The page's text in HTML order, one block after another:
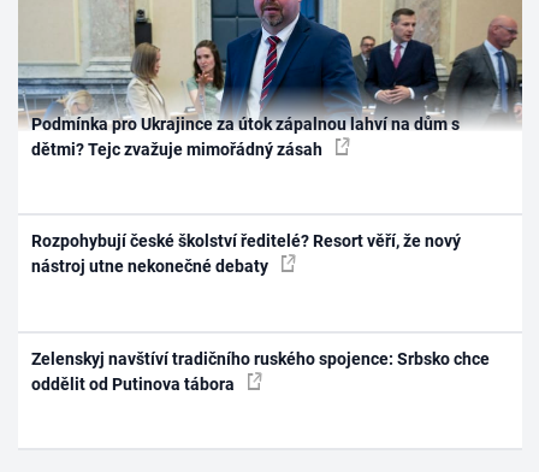
Podmínka pro Ukrajince za útok zápalnou lahví na dům s
dětmi? Tejc zvažuje mimořádný zásah
Rozpohybují české školství ředitelé? Resort věří, že nový
nástroj utne nekonečné debaty
Zelenskyj navštíví tradičního ruského spojence: Srbsko chce
oddělit od Putinova tábora